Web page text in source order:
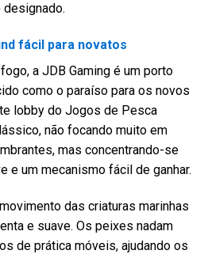
fácil para novatos
a JDB Gaming é um porto
como o paraíso para os novos
lobby do Jogos de Pesca
não focando muito em
mas concentrando-se
e um mecanismo fácil de ganhar.
das criaturas marinhas
e suave. Os peixes nadam
de prática móveis, ajudando os